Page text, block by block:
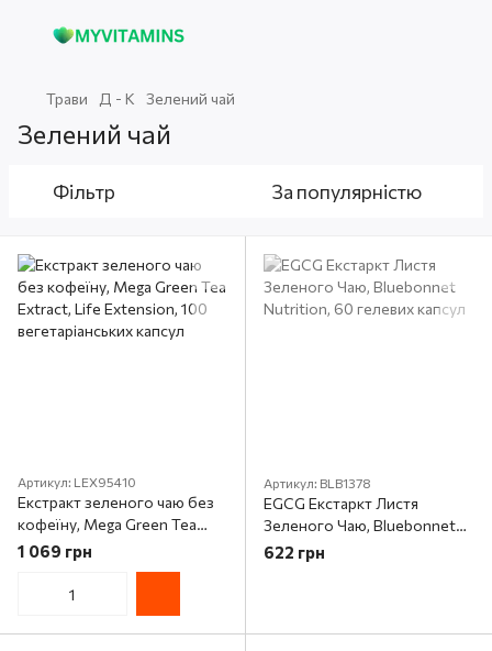
Трави Д - К Зелений чай
Зелений чай
Фільтр За популярністю
Артикул: LEX95410
Екстракт зеленого чаю без
кофеїну, Mega Green Tea
Extract, Life Extension, 100
вегетаріанських капсул
1 069 грн
Артикул: BLB1378
EGCG Екстаркт Листя
Зеленого Чаю, Bluebonnet
Nutrition, 60 гелевих капсул
622 грн